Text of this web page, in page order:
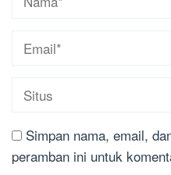
Simpan nama, email,
peramban ini untuk